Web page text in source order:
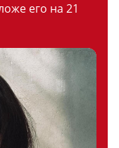
его на 21